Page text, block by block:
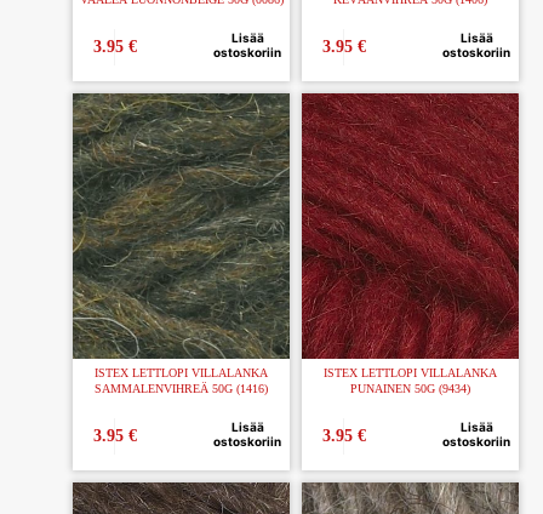
3.95 €
Lisää
ostoskoriin
3.95 €
Lisää
ostoskoriin
ISTEX LETTLOPI VILLALANKA
SAMMALENVIHREÄ 50G (1416)
3.95 €
Lisää
ostoskoriin
ISTEX LETTLOPI VILLALANKA
PUNAINEN 50G (9434)
3.95 €
Lisää
ostoskoriin